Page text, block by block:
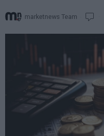
marketnews Team